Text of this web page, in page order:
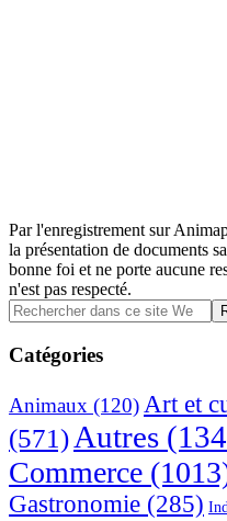
Par l'enregistrement sur
la présentation de documents
bonne foi et ne porte aucune
n'est pas respecté.
Barre
latérale
principale
Rechercher
dans
ce
site
Catégories
Animaux (120)Art et
(571) Autres
Commerce
Gastronomie (285)